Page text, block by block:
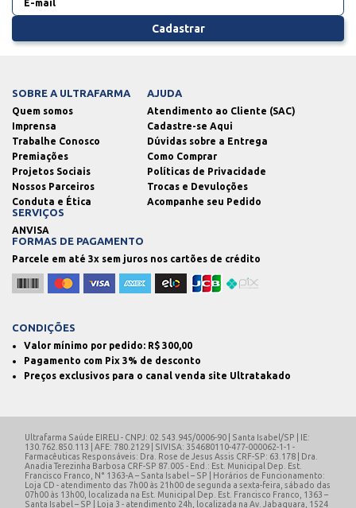
Cadastrar
SOBRE A ULTRAFARMA
Quem somos
Imprensa
Trabalhe Conosco
Premiações
Projetos Sociais
Nossos Parceiros
Conduta e Ética
AJUDA
Atendimento ao Cliente (SAC)
Cadastre-se Aqui
Dúvidas sobre a Entrega
Como Comprar
Políticas de Privacidade
Trocas e Devuloções
Acompanhe seu Pedido
SERVIÇOS
ANVISA
FORMAS DE PAGAMENTO
Parcele em até 3x sem juros nos cartões de crédito
CONDIÇÕES
Valor mínimo por pedido: R$ 300,00
Pagamento com Pix 3% de desconto
Preços exclusivos para o canal venda site Ultratakado
Ultrafarma Saúde EIRELI - CNPJ: 02.543.945/0006-90 | Santa Isabel/SP | IE:
130.762.850.113 | AFE: 780.2129 | SIVISA: 354680110-477-000062-1-1 -
Farmacêuticas Responsáveis: Dra. Rose de Jesus Assis CRF-SP: 63.178 | Dra.
Anadia Terezinha Barbosa CRF-SP 87.005 - End.: Est. Municipal Dep. Est.
Francisco Franco, N° 1363-A – Santa Isabel – SP | Horários de Funcionamento:
Loja CD - atendimento das 7h00 às 21h00 de segunda a sexta-feira, sábado das
07h00 às 13h00, localizada na Est. Municipal Dep. Est. Francisco Franco, 1363 –
Santa Isabel – SP | Loja 3 - atendimento 24h, localizada na Av. Jabaquara, 1524